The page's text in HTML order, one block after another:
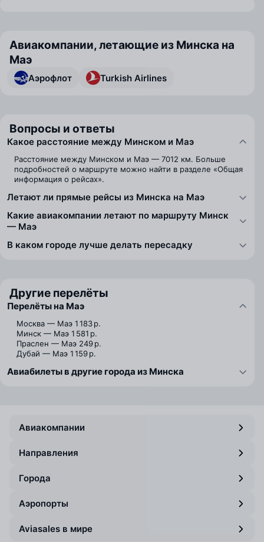
Авиакомпании, летающие из Минска на
Маэ
Аэрофлот Turkish Airlines
Вопросы и ответы
Какое расстояние между Минском и Маэ
Расстояние между Минском и Маэ — 7012 км. Больше
подробностей о маршруте можно найти в разделе «Общая
информация о рейсах».
Летают ли прямые рейсы из Минска на Маэ
Какие авиакомпании летают по маршруту Минск
— Маэ
В каком городе лучше делать пересадку
Другие перелёты
Перелёты на Маэ
Москва — Маэ 1 183 р.
Минск — Маэ 1 581 р.
Праслен — Маэ 249 р.
Дубай — Маэ 1 159 р.
Авиабилеты в другие города из Минска
Авиакомпании
Направления
Города
Аэропорты
Aviasales в мире